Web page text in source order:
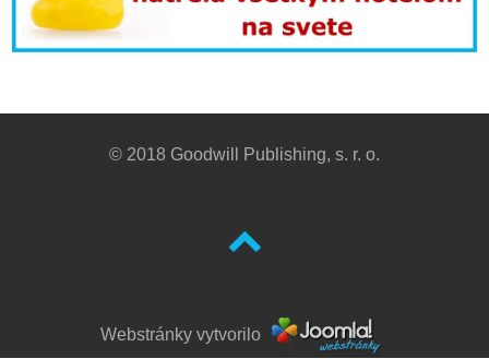
© 2018 Goodwill Publishing, s. r. o.
Webstránky vytvorilo